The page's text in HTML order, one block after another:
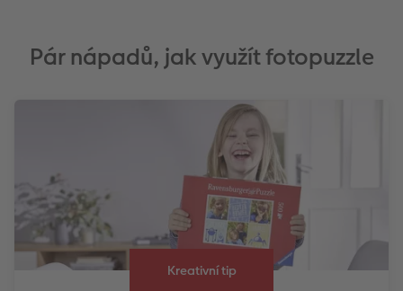
Pár nápadů, jak využít fotopuzzle
Kreativní tip